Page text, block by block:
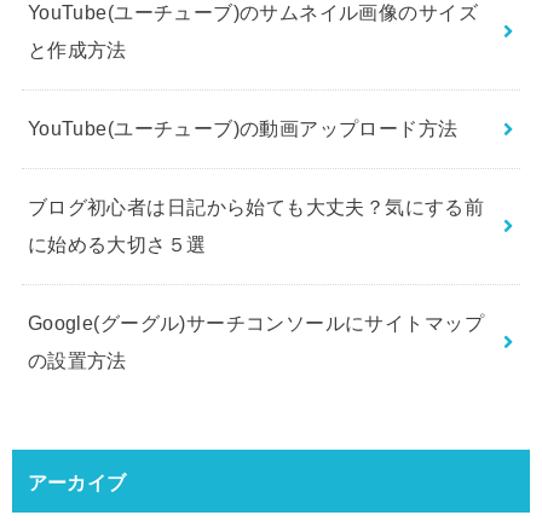
YouTube(ユーチューブ)のサムネイル画像のサイズ
と作成方法
YouTube(ユーチューブ)の動画アップロード方法
ブログ初心者は日記から始ても大丈夫？気にする前
に始める大切さ５選
Google(グーグル)サーチコンソールにサイトマップ
の設置方法
アーカイブ